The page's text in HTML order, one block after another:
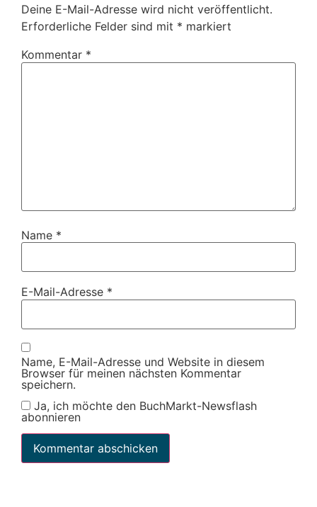
Deine E-Mail-Adresse wird nicht veröffentlicht.
Erforderliche Felder sind mit * markiert
Kommentar *
Name *
E-Mail-Adresse *
Name, E-Mail-Adresse und Website in diesem
Browser für meinen nächsten Kommentar
speichern.
Ja, ich möchte den BuchMarkt-Newsflash
abonnieren